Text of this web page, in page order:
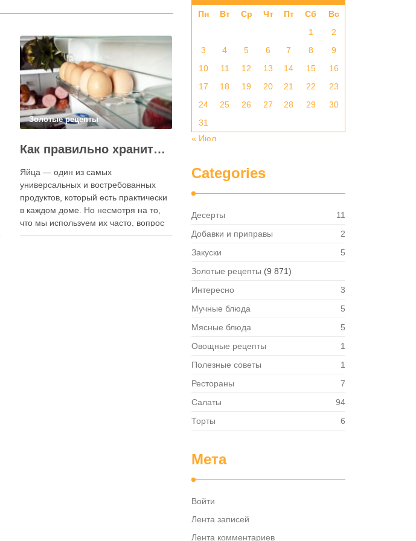
Золотые рецепты
Как правильно хранить яйца: в холодильнике или на полке?
Яйца — один из самых
универсальных и востребованных
продуктов, который есть практически
в каждом доме. Но несмотря на то,
что мы используем их часто, вопрос
хранения остаётся актуальным: где
Пн Вт Ср Чт Пт Сб
Вс
1
2
3
4 5 6 7 8
9
10
11 12 13 14 15
16
17
18 19 20 21 22
23
24
25 26 27 28 29
30
31
« Июл
Categories
Десерты
11
Добавки и приправы
2
Закуски
5
Золотые рецепты (9 871)
Интересно
3
Мучные блюда
5
Мясные блюда
5
Овощные рецепты
1
Полезные советы
1
Рестораны
7
Салаты
94
Торты
6
Мета
Войти
Лента записей
Лента комментариев